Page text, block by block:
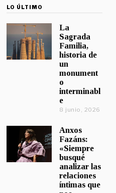
LO ÚLTIMO
La
Sagrada
Familia,
historia de
un
monument
o
interminabl
e
8 junio, 2026
Anxos
Fazáns:
«Siempre
busqué
analizar las
relaciones
íntimas que